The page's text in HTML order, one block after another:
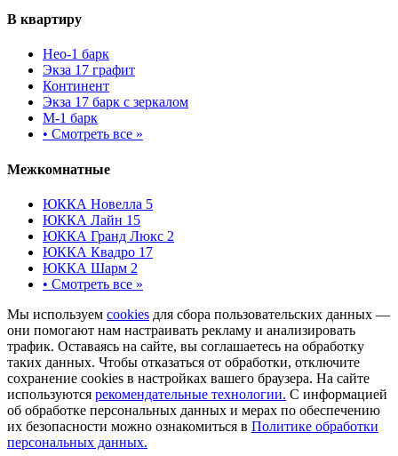
В квартиру
Нео-1 барк
Экза 17 графит
Континент
Экза 17 барк с зеркалом
М-1 барк
• Смотреть все »
Межкомнатные
ЮККА Новелла 5
ЮККА Лайн 15
ЮККА Гранд Люкс 2
ЮККА Квадро 17
ЮККА Шарм 2
• Смотреть все »
Мы используем cookies для сбора пользовательских данных —
они помогают нам настраивать рекламу и анализировать
трафик. Оставаясь на сайте, вы соглашаетесь на обработку
таких данных. Чтобы отказаться от обработки, отключите
сохранение cookies в настройках вашего браузера. На сайте
используются рекомендательные технологии. С информацией
об обработке персональных данных и мерах по обеспечению
их безопасности можно ознакомиться в Политике обработки
персональных данных.